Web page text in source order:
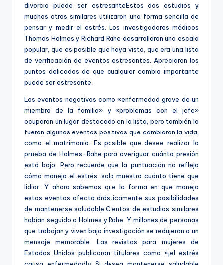
divorcio puede ser estresanteEstos dos estudios y
muchos otros similares utilizaron una forma sencilla de
pensar y medir el estrés. Los investigadores médicos
Thomas Holmes y Richard Rahe desarrollaron una escala
popular, que es posible que haya visto, que era una lista
de verificación de eventos estresantes. Apreciaron los
puntos delicados de que cualquier cambio importante
puede ser estresante.
Los eventos negativos como «enfermedad grave de un
miembro de la familia» y «problemas con el jefe»
ocuparon un lugar destacado en la lista, pero también lo
fueron algunos eventos positivos que cambiaron la vida,
como el matrimonio. Es posible que desee realizar la
prueba de Holmes-Rahe para averiguar cuánta presión
está bajo. Pero recuerde que la puntuación no refleja
cómo maneja el estrés, solo muestra cuánto tiene que
lidiar. Y ahora sabemos que la forma en que maneja
estos eventos afecta drásticamente sus posibilidades
de mantenerse saludable.Cientos de estudios similares
habían seguido a Holmes y Rahe. Y millones de personas
que trabajan y viven bajo investigación se redujeron a un
mensaje memorable. Las revistas para mujeres de
Estados Unidos publicaron titulares como «¡el estrés